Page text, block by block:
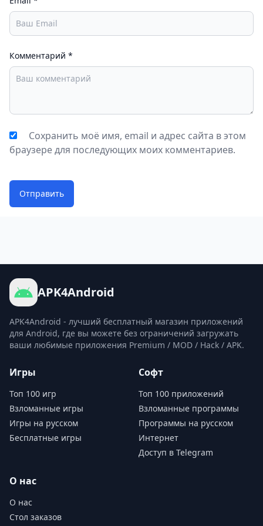
Evolution. Это идеальный вариант для тех, кто ищет
лёгкий, но затягивающий экшен на каждый день.
Комментарий *
Сохранить моё имя, email и адрес сайта в этом
браузере для последующих моих комментариев.
Отправить
APK4Android
APK4Android - лучший бесплатный магазин приложений
для Android, где вы можете без ограничений загружать
ваши любимые приложения Premium / MOD / Hack / APK.
Игры
Топ 100 игр
Взломанные игры
Игры на русском
Бесплатные игры
Софт
Топ 100 приложений
Взломанные программы
Программы на русском
Интернет
Доступ в Telegram
О нас
О нас
Стол заказов